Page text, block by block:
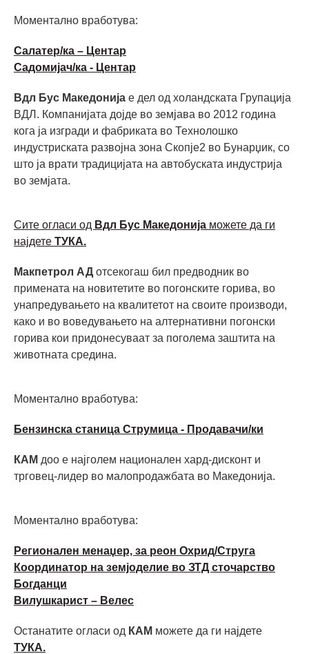
Моментално вработува:
Салатер/ка – Центар
Садомијач/ка - Центар
Вдл Бус Македонија е дел од холандската Групација
ВДЛ. Компанијата дојде во земјава во 2012 година
кога ја изгради и фабриката во Технолошко
индустриската развојна зона Скопје2 во Бунарџик, со
што ја врати традицијата на автобуската индустрија
во земјата.
Сите огласи од Вдл Бус Македонија можете да ги
најдете ТУКА.
Макпетрол АД отсекогаш бил предводник во
примената на новитетите во погонските горива, во
унапредувањето на квалитетот на своите производи,
како и во воведувањето на алтернативни погонски
горива кои придонесуваат за поголема заштита на
животната средина.
Моментално вработува:
Бензинска станица Струмица - Продавачи/ки
КАМ доо е најголем национален хард-дисконт и
трговец-лидер во малопродажбата во Македонија.
Моментално вработува:
Регионален менаџер, за реон Охрид/Струга
Координатор на земјоделие во ЗТД сточарство
Богданци
Вилушкарист – Велес
Останатите огласи од КАМ можете да ги најдете
ТУКА.